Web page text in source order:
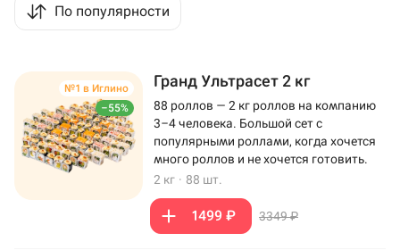
По популярности
–55%
№1 в Иглино Гранд Ультрасет 2 кг
88 роллов — 2 кг роллов на компанию
3–4 человека. Большой сет с
популярными роллами, когда хочется
много роллов и не хочется готовить.
2 кг · 88 шт.
1499 ₽ 3349 ₽